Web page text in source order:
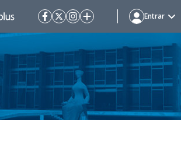
Entrar